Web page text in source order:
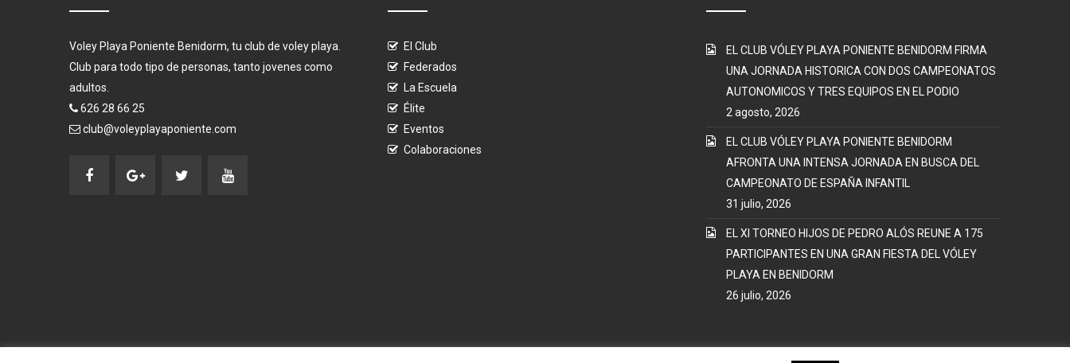
Voley Playa Poniente Benidorm, tu club de voley playa.
Club para todo tipo de personas, tanto jovenes como
adultos.
626 28 66 25
club@voleyplayaponiente.com
El Club
Federados
La Escuela
Élite
Eventos
Colaboraciones
EL CLUB VÓLEY PLAYA PONIENTE BENIDORM FIRMA
UNA JORNADA HISTORICA CON DOS CAMPEONATOS
AUTONOMICOS Y TRES EQUIPOS EN EL PODIO
2 agosto, 2026
EL CLUB VÓLEY PLAYA PONIENTE BENIDORM
AFRONTA UNA INTENSA JORNADA EN BUSCA DEL
CAMPEONATO DE ESPAÑA INFANTIL
31 julio, 2026
EL XI TORNEO HIJOS DE PEDRO ALÓS REUNE A 175
PARTICIPANTES EN UNA GRAN FIESTA DEL VÓLEY
PLAYA EN BENIDORM
26 julio, 2026